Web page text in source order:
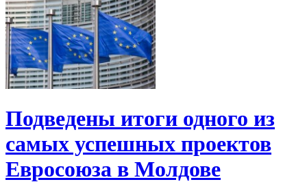
Подведены итоги одного из
самых успешных проектов
Евросоюза в Молдове